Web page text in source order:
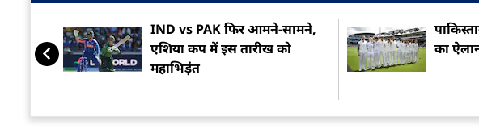
IND vs PAK फिर आमने-सामने,
एशिया कप में इस तारीख को
महाभ‍िड़ंत
का